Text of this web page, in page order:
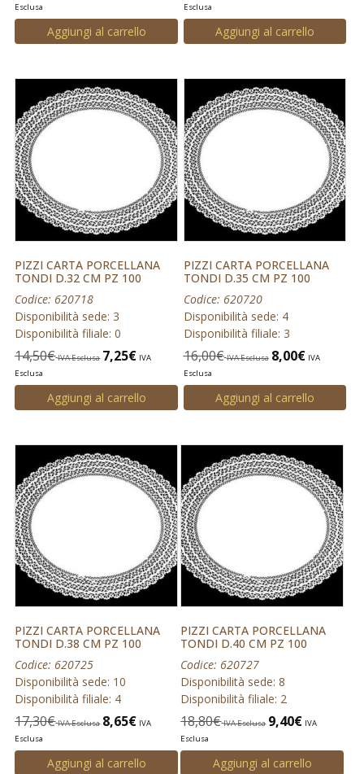
Esclusa
Aggiungi al carrello
Esclusa
Aggiungi al carrello
PIZZI CARTA PORCELLANA
TONDI D.32 CM PZ 100
Codice: 620718
Disponibilità sede: 3
Disponibilità filiale: 0
14,50€ IVA Esclusa 7,25€ IVA
Esclusa
Aggiungi al carrello
PIZZI CARTA PORCELLANA
TONDI D.35 CM PZ 100
Codice: 620720
Disponibilità sede: 4
Disponibilità filiale: 3
16,00€ IVA Esclusa 8,00€ IVA
Esclusa
Aggiungi al carrello
PIZZI CARTA PORCELLANA
TONDI D.38 CM PZ 100
Codice: 620725
Disponibilità sede: 10
Disponibilità filiale: 4
17,30€ IVA Esclusa 8,65€ IVA
Esclusa
Aggiungi al carrello
PIZZI CARTA PORCELLANA
TONDI D.40 CM PZ 100
Codice: 620727
Disponibilità sede: 8
Disponibilità filiale: 2
18,80€ IVA Esclusa 9,40€ IVA
Esclusa
Aggiungi al carrello